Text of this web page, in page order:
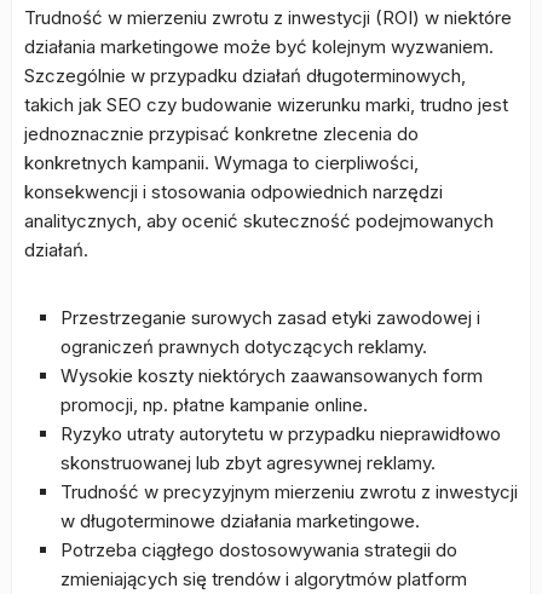
Trudność w mierzeniu zwrotu z inwestycji (ROI) w niektóre
działania marketingowe może być kolejnym wyzwaniem.
Szczególnie w przypadku działań długoterminowych,
takich jak SEO czy budowanie wizerunku marki, trudno jest
jednoznacznie przypisać konkretne zlecenia do
konkretnych kampanii. Wymaga to cierpliwości,
konsekwencji i stosowania odpowiednich narzędzi
analitycznych, aby ocenić skuteczność podejmowanych
działań.
Przestrzeganie surowych zasad etyki zawodowej i
ograniczeń prawnych dotyczących reklamy.
Wysokie koszty niektórych zaawansowanych form
promocji, np. płatne kampanie online.
Ryzyko utraty autorytetu w przypadku nieprawidłowo
skonstruowanej lub zbyt agresywnej reklamy.
Trudność w precyzyjnym mierzeniu zwrotu z inwestycji
w długoterminowe działania marketingowe.
Potrzeba ciągłego dostosowywania strategii do
zmieniających się trendów i algorytmów platform